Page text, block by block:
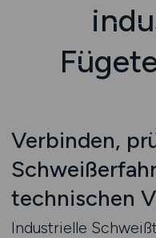
Verbinden,
technischen
Industrielle